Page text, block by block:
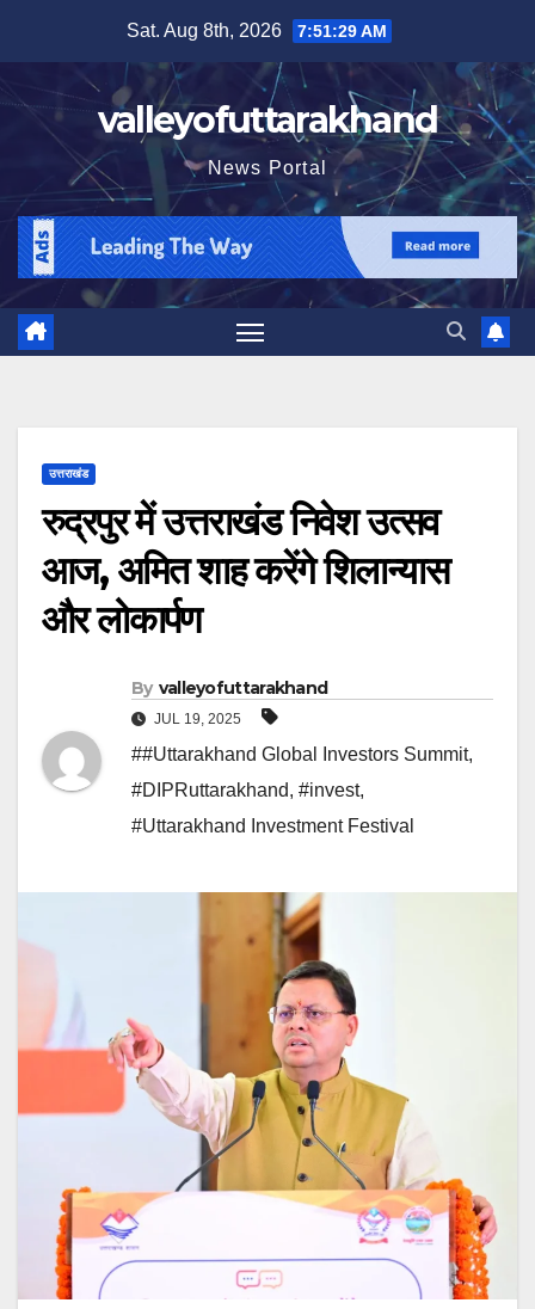
content
Sat. Aug 8th, 2026 7:51:31 AM
valleyofuttarakhand
News Portal
उत्तराखंड
रुद्रपुर में उत्तराखंड निवेश उत्सव
आज, अमित शाह करेंगे शिलान्यास
और लोकार्पण
By valleyofuttarakhand
JUL 19, 2025
##Uttarakhand Global Investors Summit,
#DIPRuttarakhand, #invest,
#Uttarakhand Investment Festival